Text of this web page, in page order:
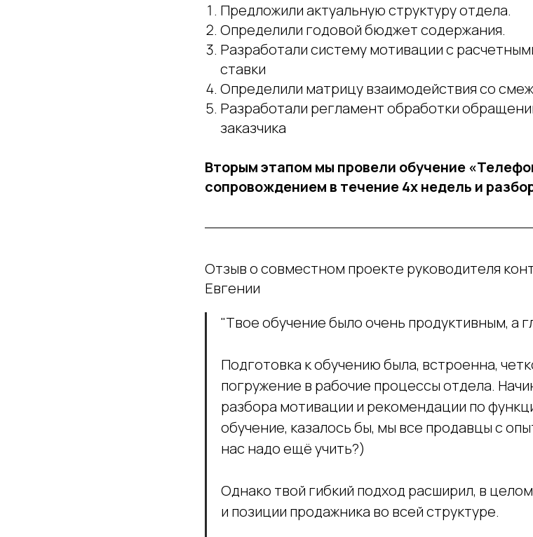
Предложили актуальную структуру отдела.
Определили годовой бюджет содержания.
Разработали систему мотивации с
ставки
Определили матрицу взаимодействия со
Разработали регламент обработки
заказчика
Вторым этапом мы провели обучение
сопровождением в течение 4х недель и
Отзыв о совместном проекте руководителя
Евгении
"Твое обучение было очень продуктивным, а
Подготовка к обучению была, встроенна,
погружение в рабочие процессы отдела.
разбора мотивации и рекомендации по
обучение, казалось бы, мы все продавцы с
нас надо ещё учить?)
Однако твой гибкий подход расширил, в
и позиции продажника во всей структуре.